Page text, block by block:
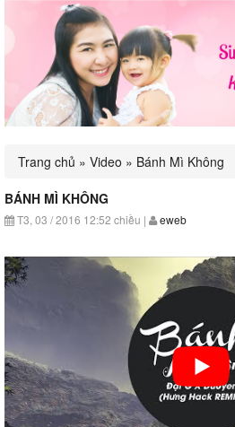
navigation
Trang chủ » Video » Bánh Mì Không
BÁNH MÌ KHÔNG
T3, 03 / 2016 12:52 chiều | eweb